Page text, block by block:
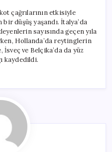
çağrılarının etkisiyle
düşüş yaşandı. İtalya’da
sayısında geçen yıla
Hollanda’da reytinglerin
ve Belçika’da da yüz
kaydedildi.